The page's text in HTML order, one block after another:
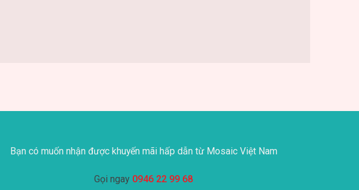
Bạn có muốn nhận được khuyến mãi hấp dẫn từ Mosaic Việt Nam
Gọi ngay 0946 22 99 68